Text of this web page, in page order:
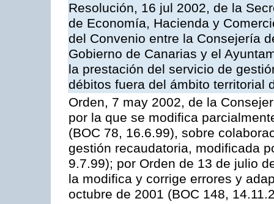
Resolución, 16 jul 2002, de la
de Economía, Hacienda y
del Convenio entre la Consejería
Gobierno de Canarias y el
la prestación del servicio de
débitos fuera del ámbito territorial
Orden, 7 may 2002, de la
por la que se modifica
(BOC 78, 16.6.99), sobre
gestión recaudatoria, modificada
9.7.99); por Orden de 13 de julio
la modifica y corrige errores y
octubre de 2001 (BOC 148,